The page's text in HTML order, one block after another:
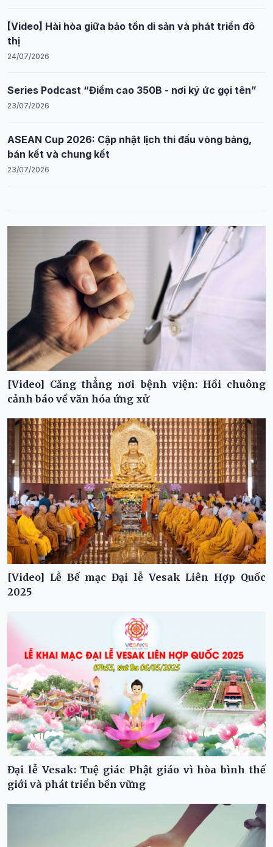
[Video] Hài hòa giữa bảo tồn di sản và phát triển đô
thị
24/07/2026
Series Podcast “Điểm cao 350B - nơi ký ức gọi tên”
23/07/2026
ASEAN Cup 2026: Cập nhật lịch thi đấu vòng bảng,
bán kết và chung kết
23/07/2026
[Video] Căng thẳng nơi bệnh viện: Hồi chuông
cảnh báo về văn hóa ứng xử
[Video] Lễ Bế mạc Đại lễ Vesak Liên Hợp Quốc
2025
Đại lễ Vesak: Tuệ giác Phật giáo vì hòa bình thế
giới và phát triển bền vững